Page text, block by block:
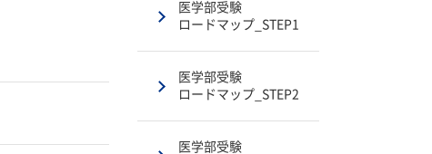
医学部受験
ロードマップ_STEP1
医学部受験
ロードマップ_STEP2
医学部受験